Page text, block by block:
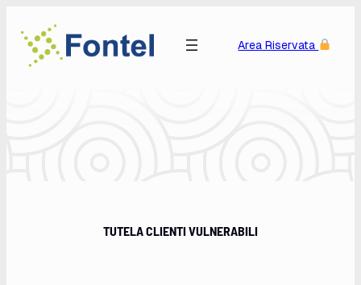
Benvenuti in Fontel Area Riservata
TUTELA CLIENTI VULNERABILI